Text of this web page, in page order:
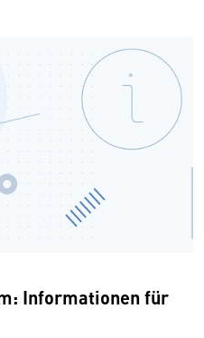
Informationen für